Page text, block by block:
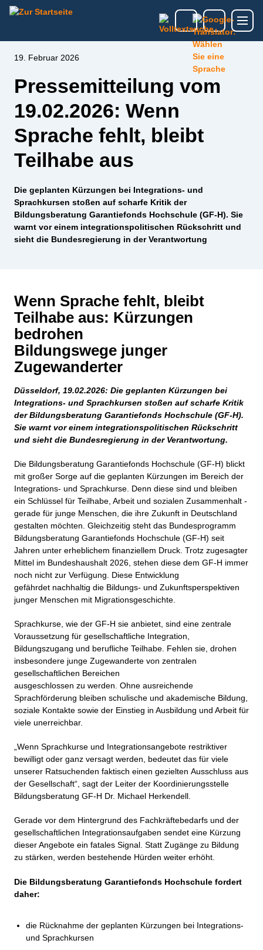
19. Februar 2026
Pressemitteilung vom
19.02.2026: Wenn
Sprache fehlt, bleibt
Teilhabe aus
Die geplanten Kürzungen bei Integrations- und
Sprachkursen stoßen auf scharfe Kritik der
Bildungsberatung Garantiefonds Hochschule (GF-H). Sie
warnt vor einem integrationspolitischen Rückschritt und
sieht die Bundesregierung in der Verantwortung
Wenn Sprache fehlt, bleibt
Teilhabe aus: Kürzungen
bedrohen
Bildungswege junger
Zugewanderter
Düsseldorf, 19.02.2026: Die geplanten Kürzungen bei
Integrations- und Sprachkursen stoßen auf scharfe Kritik
der Bildungsberatung Garantiefonds Hochschule (GF-H).
Sie warnt vor einem integrationspolitischen Rückschritt
und sieht die Bundesregierung in der Verantwortung.
Die Bildungsberatung Garantiefonds Hochschule (GF-H) blickt
mit großer Sorge auf die geplanten Kürzungen im Bereich der
Integrations- und Sprachkurse. Denn diese sind und bleiben
ein Schlüssel für Teilhabe, Arbeit und sozialen Zusammenhalt -
gerade für junge Menschen, die ihre Zukunft in Deutschland
gestalten möchten. Gleichzeitig steht das Bundesprogramm
Bildungsberatung Garantiefonds Hochschule (GF-H) seit
Jahren unter erheblichem finanziellem Druck. Trotz zugesagter
Mittel im Bundeshaushalt 2026, stehen diese dem GF-H immer
noch nicht zur Verfügung. Diese Entwicklung
gefährdet nachhaltig die Bildungs- und Zukunftsperspektiven
junger Menschen mit Migrationsgeschichte.
Sprachkurse, wie der GF-H sie anbietet, sind eine zentrale
Voraussetzung für gesellschaftliche Integration,
Bildungszugang und berufliche Teilhabe. Fehlen sie, drohen
insbesondere junge Zugewanderte von zentralen
gesellschaftlichen Bereichen
ausgeschlossen zu werden. Ohne ausreichende
Sprachförderung bleiben schulische und akademische Bildung,
soziale Kontakte sowie der Einstieg in Ausbildung und Arbeit für
viele unerreichbar.
„Wenn Sprachkurse und Integrationsangebote restriktiver
bewilligt oder ganz versagt werden, bedeutet das für viele
unserer Ratsuchenden faktisch einen gezielten Ausschluss aus
der Gesellschaft“, sagt der Leiter der Koordinierungsstelle
Bildungsberatung GF-H Dr. Michael Herkendell.
Gerade vor dem Hintergrund des Fachkräftebedarfs und der
gesellschaftlichen Integrationsaufgaben sendet eine Kürzung
dieser Angebote ein fatales Signal. Statt Zugänge zu Bildung
zu stärken, werden bestehende Hürden weiter erhöht.
Die Bildungsberatung Garantiefonds Hochschule fordert
daher:
die Rücknahme der geplanten Kürzungen bei Integrations-
und Sprachkursen